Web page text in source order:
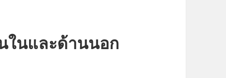
ในและด้านนอก